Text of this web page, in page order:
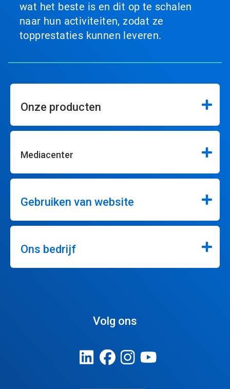
wat het beste is en dit op te schalen
naar hun activiteiten, zodat ze
topprestaties kunnen leveren.
Onze producten
Mediacenter
Gebruiken van website
Ons bedrijf
Volg ons